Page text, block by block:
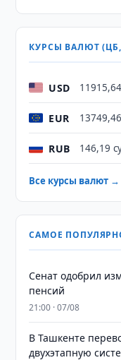
КУРСЫ ВАЛЮТ (ЦБ,
USD
EUR
RUB 146,19
Все курсы валют →
САМОЕ
Сенат одобрил
пенсий
21:00 · 07/08
В Ташкенте
двухэтапную